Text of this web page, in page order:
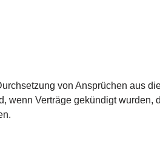
von Ansprüchen aus
wenn Verträge gekündigt